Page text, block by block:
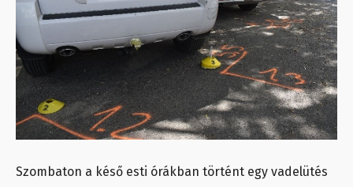
Szombaton a késő esti órákban történt egy vadelütés